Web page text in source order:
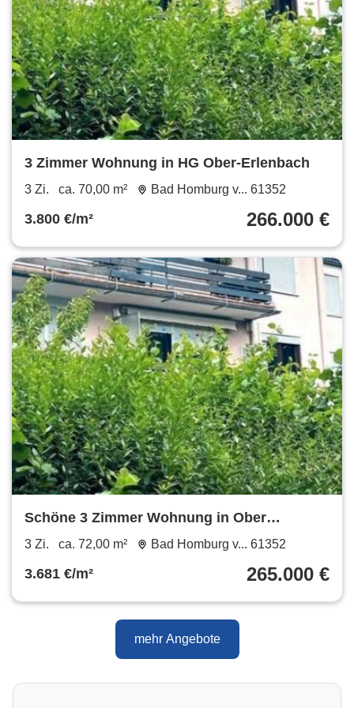
3 Zimmer Wohnung in HG Ober-Erlenbach
3 Zi. ca. 70,00 m² Bad Homburg v... 61352
3.800 €/m² 266.000 €
Schöne 3 Zimmer Wohnung in Ober
Erlenbach
3 Zi. ca. 72,00 m² Bad Homburg v... 61352
3.681 €/m² 265.000 €
mehr Angebote